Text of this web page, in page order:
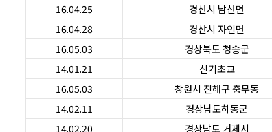
16.04.25 경산시 남산면
16.04.28
경산시 자인면
16.05.03
경상북도 청송군
14.01.21
신기초교
16.05.03
창원시 진해구 충무동
14.02.11
경상남도하동군
14.02.20
경상남도 거제시